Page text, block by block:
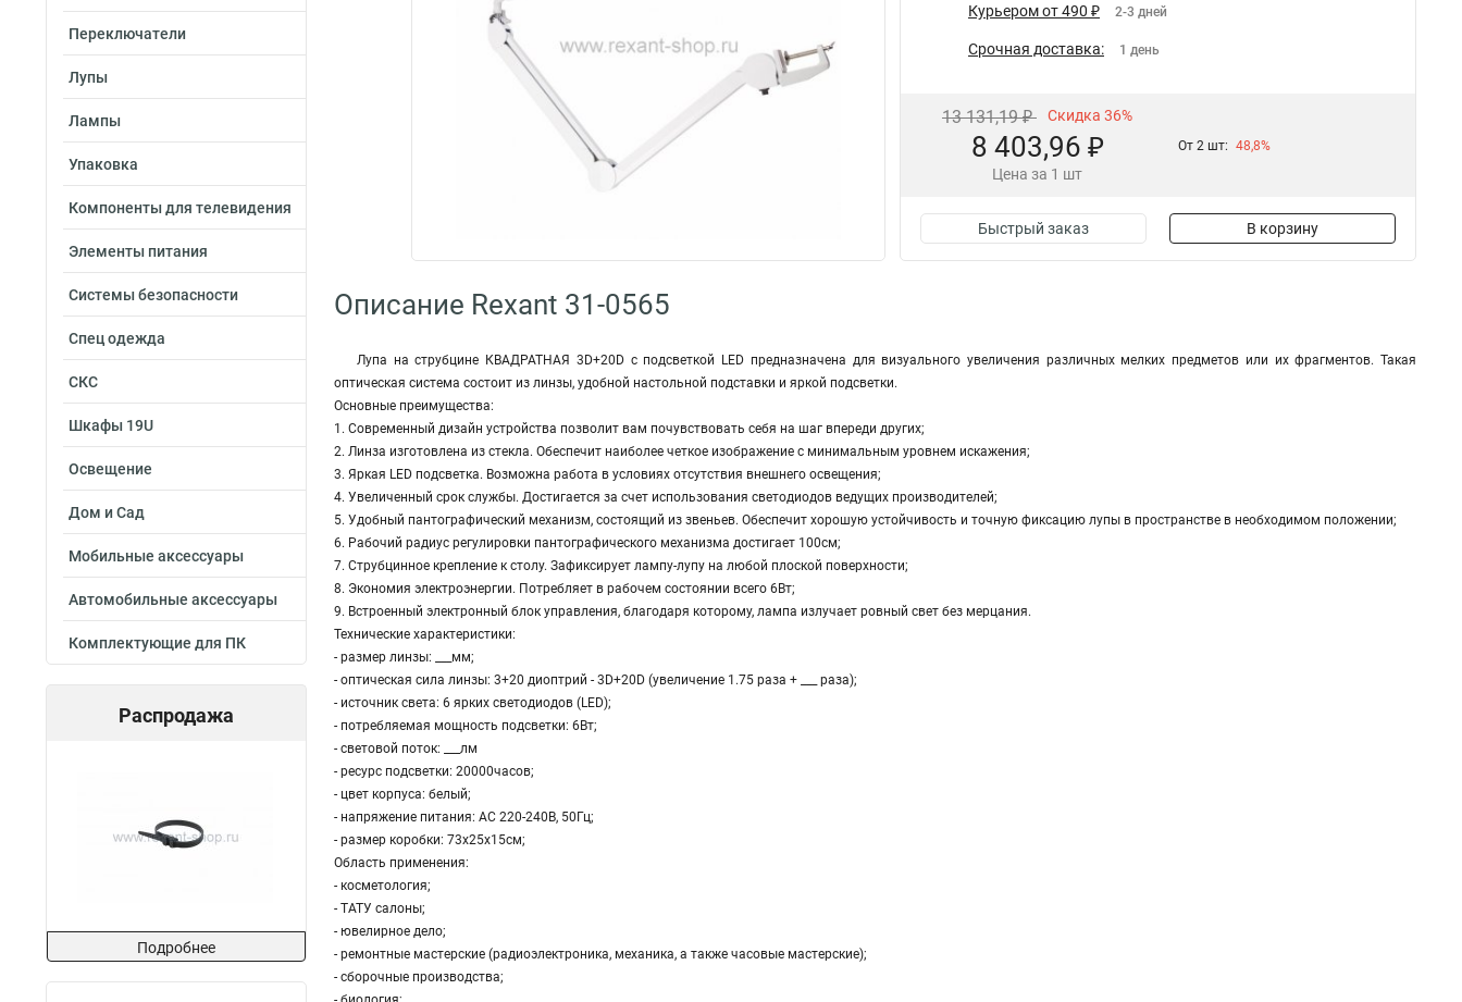
Переключатели
Лупы
Лампы
Упаковка
Компоненты для телевидения
Элементы питания
Системы безопасности
Спец одежда
СКС
Шкафы 19U
Освещение
Дом и Сад
Мобильные аксессуары
Автомобильные аксессуары
Комплектующие для ПК
Распродажа
Подробнее
Курьером от 490 ₽ 2-3 дней
Срочная доставка: 1 день
13 131,19 ₽ Скидка 36%
8 403,96 ₽
Цена за 1 шт
От 2 шт: 48,8%
Быстрый заказ В корзину
Описание Rexant 31-0565
Лупа на струбцине КВАДРАТНАЯ 3D+20D с подсветкой LED предназначена для визуального увеличения различных мелких предметов или их фрагментов. Такая
оптическая система состоит из линзы, удобной настольной подставки и яркой подсветки.
Основные преимущества:
1. Современный дизайн устройства позволит вам почувствовать себя на шаг впереди других;
2. Линза изготовлена из стекла. Обеспечит наиболее четкое изображение с минимальным уровнем искажения;
3. Яркая LED подсветка. Возможна работа в условиях отсутствия внешнего освещения;
4. Увеличенный срок службы. Достигается за счет использования светодиодов ведущих производителей;
5. Удобный пантографический механизм, состоящий из звеньев. Обеспечит хорошую устойчивость и точную фиксацию лупы в пространстве в необходимом положении;
6. Рабочий радиус регулировки пантографического механизма достигает 100см;
7. Струбцинное крепление к столу. Зафиксирует лампу-лупу на любой плоской поверхности;
8. Экономия электроэнергии. Потребляет в рабочем состоянии всего 6Вт;
9. Встроенный электронный блок управления, благодаря которому, лампа излучает ровный свет без мерцания.
Технические характеристики:
- размер линзы: ___мм;
- оптическая сила линзы: 3+20 диоптрий - 3D+20D (увеличение 1.75 раза + ___ раза);
- источник света: 6 ярких светодиодов (LED);
- потребляемая мощность подсветки: 6Вт;
- световой поток: ___лм
- ресурс подсветки: 20000часов;
- цвет корпуса: белый;
- напряжение питания: АС 220-240В, 50Гц;
- размер коробки: 73х25х15см;
Область применения:
- косметология;
- ТАТУ салоны;
- ювелирное дело;
- ремонтные мастерские (радиоэлектроника, механика, а также часовые мастерские);
- сборочные производства;